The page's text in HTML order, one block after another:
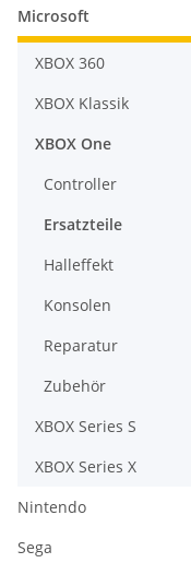
Microsoft
XBOX 360
XBOX Klassik
XBOX One
Controller
Ersatzteile
Halleffekt
Konsolen
Reparatur
Zubehör
XBOX Series S
XBOX Series X
Nintendo
Sega